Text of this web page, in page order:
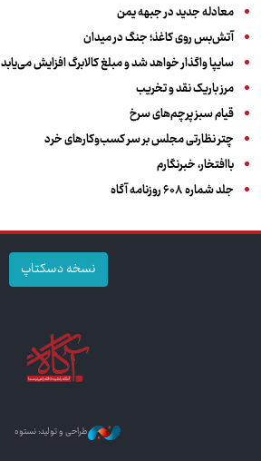
معادله جدید در جبهه یمن
آتش‌بس روی کاغذ؛ جنگ در میدان
سایپا واگذار خواهد شد و مبلغ کالابرگ افزایش می‌یابد
مرز باریک نقد و تخریب
قیام سبز پرچم‌های سرخ
چتر نظارتی مجلس بر سر کسب‌وکارهای خرد
باافتخار، خبرنگارم
جلد شماره ۶۰۸ روزنامه آگاه
نسخه دسکتاپ
طراحی و تولید: نستوه